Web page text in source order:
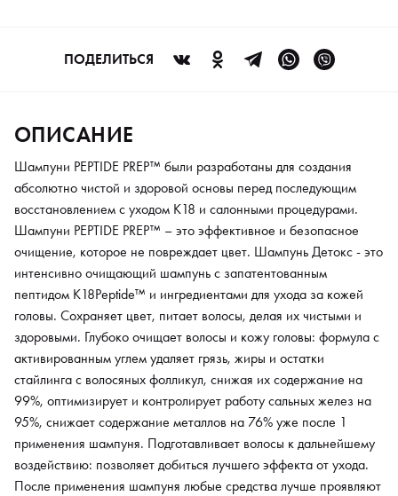
стайлинга с волосяных фолликул, снижая их содержание на
99%, оптимизирует и контролирует работу сальных желез на
воздействию: позволяет добиться лучшего эффекта от ухода.
После применения шампуня любые средства лучше проявляют
свой функционал, что помогает добиваться идеальных
результатов в подготовке волос к уходу, укладе, услугам
окрашивания. Создает идеальную основу для здоровых волос:
оптимизированный уровень pH удерживает кутикулу волос
закрытой во время мытья, защищает естественный уровень
влаги волос, делая их более эластичными, мягкими и
прочными. Пептид K18Peptide™ работает как защита,
предотвращая потерю белка. Преимущества: ·
Активированный уголь поглощает токсины, избыток жира и
загрязнения на волосах и коже головы; · Салициловая кислота
удаляет накопления кожного сала в фолликулах, не лишая
волосы необходимой влаги и липидов; · Не повреждает цвет; ·
Уровень pH 3.8-4.2 помогает поддерживать оттенок
окрашенных волос, не пересушивая их структуру; ·
Гипоаллергенный; · Протестирован дерматологами.
ПОДЕЛИТЬСЯ
ОПИСАНИЕ
Шампуни PEPTIDE PREP™ были разработаны для создания
абсолютно чистой и здоровой основы перед последующим
восстановлением с уходом К18 и салонными процедурами.
Шампуни PEPTIDE PREP™ – это эффективное и безопасное
очищение, которое не повреждает цвет. Шампунь Детокс - это
интенсивно очищающий шампунь с запатентованным
пептидом K18Peptide™ и ингредиентами для ухода за кожей
головы. Сохраняет цвет, питает волосы, делая их чистыми и
здоровыми. Глубоко очищает волосы и кожу головы: формула с
активированным углем удаляет грязь, жиры и остатки
стайлинга с волосяных фолликул, снижая их содержание на
99%, оптимизирует и контролирует работу сальных желез на
95%, снижает содержание металлов на 76% уже после 1
применения шампуня. Подготавливает волосы к дальнейшему
воздействию: позволяет добиться лучшего эффекта от ухода.
После применения шампуня любые средства лучше проявляют